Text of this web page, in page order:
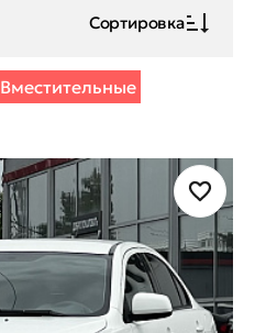
Сортировка
Вместительные